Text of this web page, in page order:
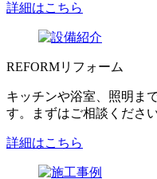
詳細はこちら
REFORMリフォーム
キッチンや浴室、照明ま
す。まずはご相談ください
詳細はこちら